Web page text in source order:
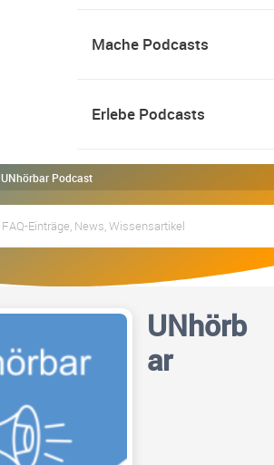
Mache Podcasts
Erlebe Podcasts
UNhörbar Podcast
UNhörb
ar